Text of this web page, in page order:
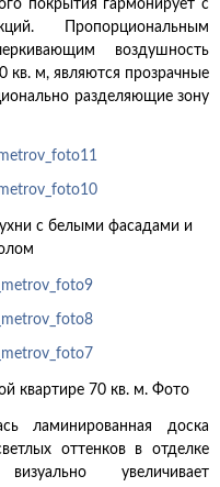
покрытия гармонирует с
Пропорциональным
воздушность
кв. м, являются прозрачные
разделяющие зону
с белыми фасадами и
квартире 70 кв. м. Фото
ламинированная доска
оттенков в отделке
увеличивает